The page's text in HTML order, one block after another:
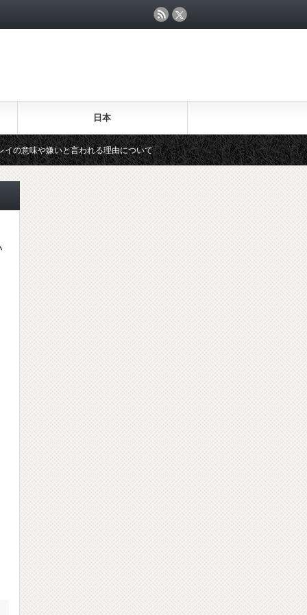
日本
いと言われる理由について 水谷隼の年収発言「推定1億円！」な